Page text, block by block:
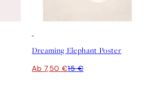
Dreaming Elephant Poster
Ab 7,50 €15 €